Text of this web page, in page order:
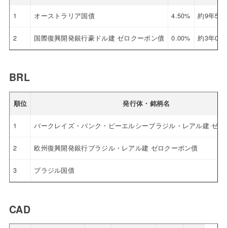
1 オーストラリア国債 4.50% 約9年5ヶ
2 国際復興開発銀行豪ドル建 ゼロクーポン債 0.00% 約3年0ヶ
BRL
順位 発行体・銘柄名
1 バークレイズ・バンク・ピーエルシーブラジル・レアル建 ゼ
2 欧州復興開発銀行ブラジル・レアル建 ゼロクーポン債
3 ブラジル国債
CAD